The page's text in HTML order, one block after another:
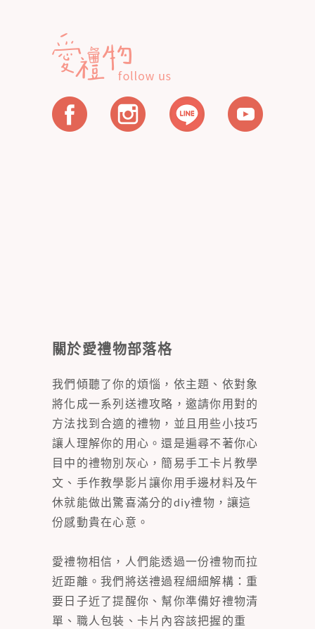
關於愛禮物部落格
我們傾聽了你的煩惱，依主題、依對象
將化成一系列送禮攻略，邀請你用對的
方法找到合適的禮物，並且用些小技巧
讓人理解你的用心。還是遍尋不著你心
目中的禮物別灰心，簡易手工卡片教學
文、手作教學影片讓你用手邊材料及午
休就能做出驚喜滿分的diy禮物，讓這
份感動貴在心意。
愛禮物相信，人們能透過一份禮物而拉
近距離。我們將送禮過程細細解構：重
要日子近了提醒你、幫你準備好禮物清
單、職人包裝、卡片內容該把握的重